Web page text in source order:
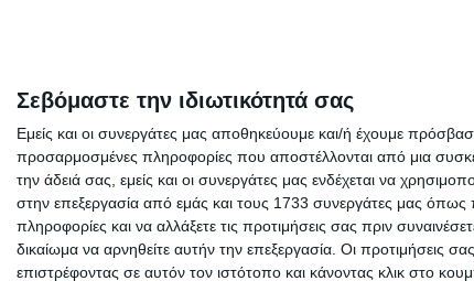
Σεβόμαστε την ιδιωτικότητά σας
Εμείς και οι συνεργάτες μας αποθηκεύουμε και/ή έχουμε
προσαρμοσμένες πληροφορίες που αποστέλλονται από μια
την άδειά σας, εμείς και οι συνεργάτες μας ενδέχεται να
στην επεξεργασία από εμάς και τους 1733 συνεργάτες μας όπως
πληροφορίες και να αλλάξετε τις προτιμήσεις σας πριν
δικαίωμα να αρνηθείτε αυτήν την επεξεργασία. Οι προτιμήσεις
επιστρέφοντας σε αυτόν τον ιστότοπο και κάνοντας κλικ στο
Όροι Χρήσης
Σχετικά με εμάς